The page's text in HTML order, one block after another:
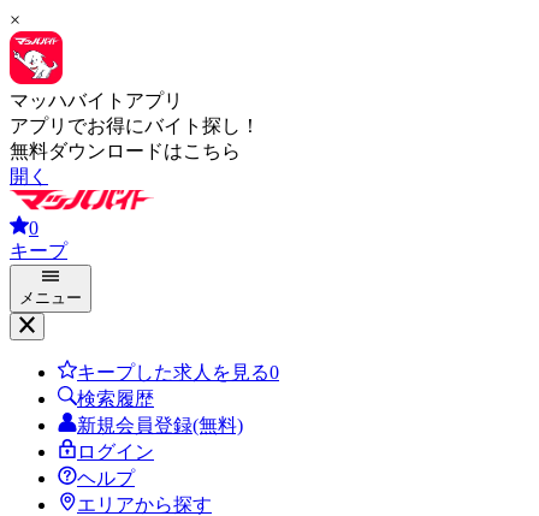
×
マッハバイトアプリ
アプリでお得にバイト探し！
無料ダウンロードはこちら
開く
0
キープ
メニュー
キープした求人を見る0
検索履歴
新規会員登録(無料)
ログイン
ヘルプ
エリアから探す